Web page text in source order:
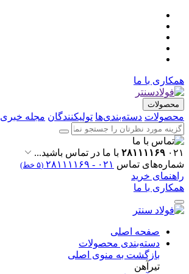
همکاری با ما
محصولات
محصولات دسته‌بندی‌ها تولیکنندگان مجله خبری
۰۲۱ ۲۸۱۱۱۱۶۹ با ما در تماس باشید...
شماره‌های تماس ۰۲۱ - ۲۸۱۱۱۱۶۹ (۵ خط)
راهنمای خرید
همکاری با ما
صفحه اصلی
دسته‌بندی محصولات
بازگشت به منوی اصلی
تیرآهن